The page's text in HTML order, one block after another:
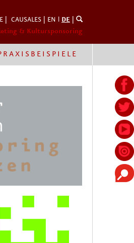
CAUSALES EN DE
& Kultursponsoring